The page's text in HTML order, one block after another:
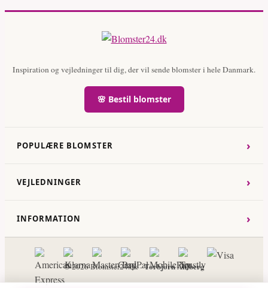
Inspiration og vejledninger til dig, der vil sende blomster i hele Danmark.
🌸 Bestil blomster
POPULÆRE BLOMSTER ›
VEJLEDNINGER ›
INFORMATION ›
© 2026 Blomster24.dk -Torbjorn Ahlberg